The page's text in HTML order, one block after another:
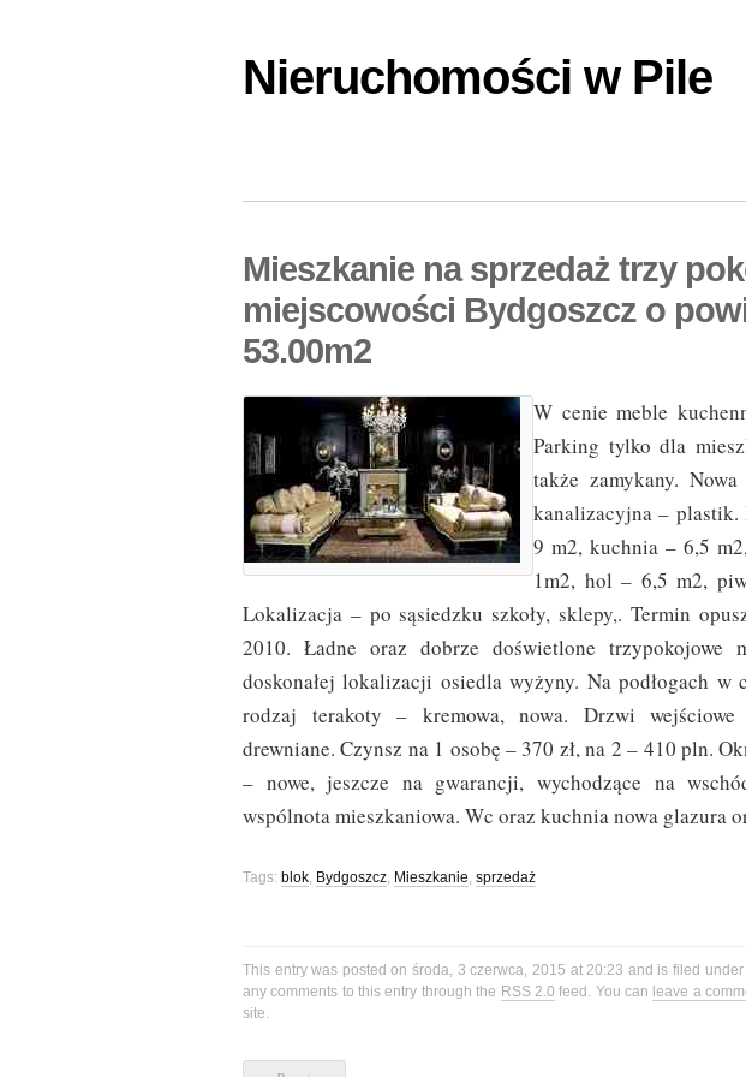
Nieruchomości w Pile
Mieszkanie na sprzedaż trzy
miejscowości Bydgoszcz o
53.00m2
W cenie meble
Parking tylko dla
także zamykany.
kanalizacyjna – plastik.
9 m2, kuchnia – 6,5
1m2, hol – 6,5 m2,
Lokalizacja – po sąsiedzku szkoły, sklepy,. Termin
2010. Ładne oraz dobrze doświetlone trzypokojowe
doskonałej lokalizacji osiedla wyżyny. Na podłogach w
rodzaj terakoty – kremowa, nowa. Drzwi wejściowe
drewniane. Czynsz na 1 osobę – 370 zł, na 2 – 410 pln.
– nowe, jeszcze na gwarancji, wychodzące na
wspólnota mieszkaniowa. Wc oraz kuchnia nowa glazura
Tags: blok, Bydgoszcz, Mieszkanie, sprzedaż
This entry was posted on środa, 3 czerwca, 2015 at 20:23 and is filed under
any comments to this entry through the RSS 2.0 feed. You can leave a
site.